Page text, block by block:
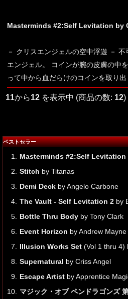
Masterminds #2:Self Levitation by
－ クリスエンジェルの空中浮遊 －
エンジェル。 コインが腕の皮膚の中
って中から血だらけのコインを取り
11から12 を表示中 (商品の数: 12)
ベストセラー
1. Masterminds #2:Self Levitation
2.
Stitch by Titanas
3.
Demi Deck by Angelo Carbone
4. The Vault - Self Levitation 2 by
5.
Bottle Thru Body by Tony Clark
6.
Event Horizon by Andrew Mayne
7.
Illusion Works Set (Vol 1 thru 4)
8. Supernatural by Criss Angel
9.
Escape Artist by Apprentice
10.
マジック・オブ ペンドラゴンズ